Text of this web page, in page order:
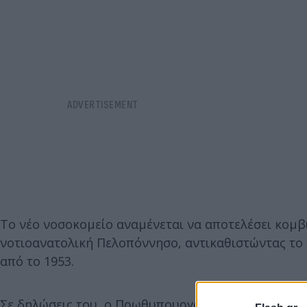
Το νέο νοσοκομείο αναμένεται να αποτελέσει
νοτιοανατολική Πελοπόννησο, αντικαθιστώντας
από το 1953.